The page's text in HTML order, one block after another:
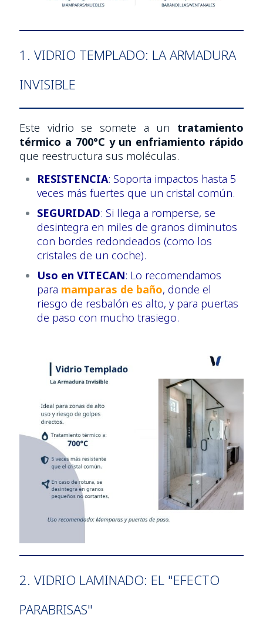
1. VIDRIO TEMPLADO: LA ARMADURA
INVISIBLE
Este vidrio se somete a un tratamiento
térmico a 700°C y un enfriamiento rápido
que reestructura sus moléculas.
RESISTENCIA: Soporta impactos hasta 5
veces más fuertes que un cristal común.
SEGURIDAD: Si llega a romperse, se
desintegra en miles de granos diminutos
con bordes redondeados (como los
cristales de un coche).
Uso en VITECAN: Lo recomendamos
para mamparas de baño, donde el
riesgo de resbalón es alto, y para puertas
de paso con mucho trasiego.
2. VIDRIO LAMINADO: EL "EFECTO
PARABRISAS"